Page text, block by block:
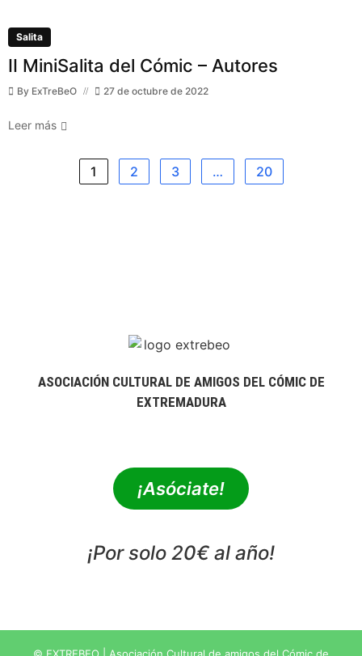
Salita
II MiniSalita del Cómic – Autores
By ExTreBeO 27 de octubre de 2022
Leer más
1 2 3 … 20
ASOCIACIÓN CULTURAL DE AMIGOS DEL CÓMIC DE
EXTREMADURA
¡Asóciate!
¡Por solo 20€ al año!
© EXTREBEO | Asociación Cultural de amigos del Cómic de